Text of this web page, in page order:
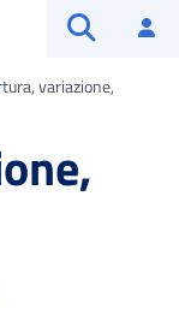
variazione,